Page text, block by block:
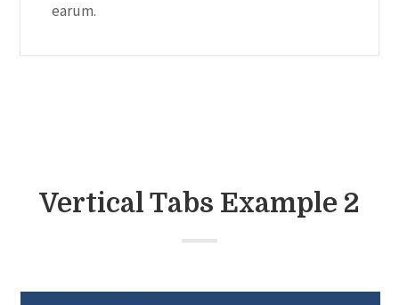
earum.
Vertical Tabs Example 2